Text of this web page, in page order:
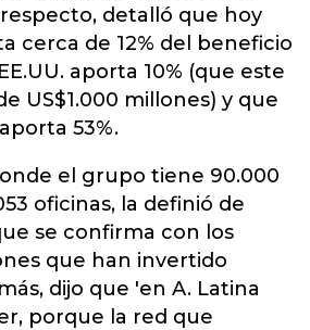
detalló que hoy
cerca de 12% del beneficio
aporta 10% (que este
US$1.000 millones) y que
53%.
el grupo tiene 90.000
oficinas, la definió de
se confirma con los
que han invertido
dijo que 'en A. Latina
porque la red que